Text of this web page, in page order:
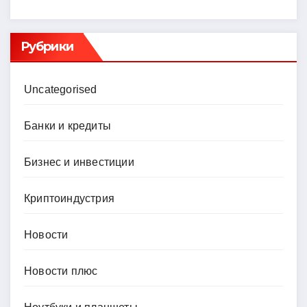
Рубрики
Uncategorised
Банки и кредиты
Бизнес и инвестиции
Криптоиндустрия
Новости
Новости плюс